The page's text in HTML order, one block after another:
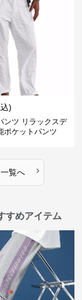
)
ンツ リラックスデ
ポケットパンツ
一覧へ ›
すめアイテム